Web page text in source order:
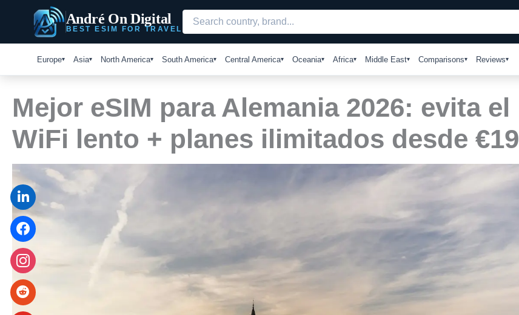
contenido
André On Digital
BEST ESIM FOR TRAVEL
Europe Asia North America South America Central America Oceania Africa Middle East Comparisons Reviews
Mejor eSIM para Alemania 2026: evita el
WiFi lento + planes ilimitados desde €19